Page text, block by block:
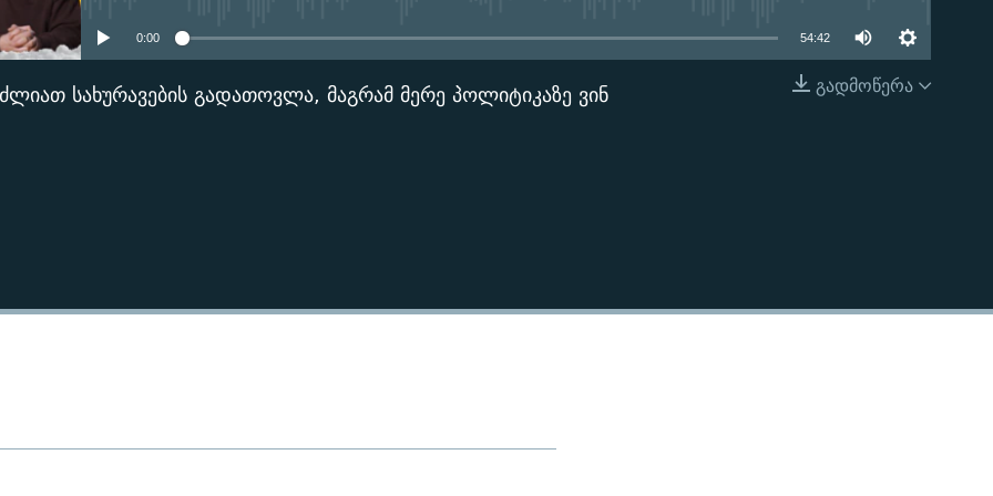
EMBED
0:00 54:42
გადმოწერა
სახურავების გადათოვლა, მაგრამ მერე პოლიტიკაზე ვინ